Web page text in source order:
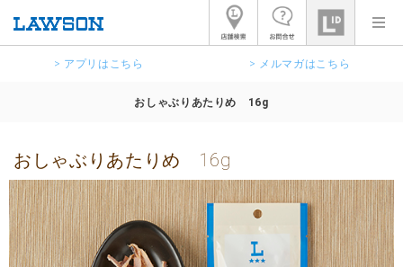
> アプリはこちら > メルマガはこちら
おしゃぶりあたりめ 16g
おしゃぶりあたりめ 16g